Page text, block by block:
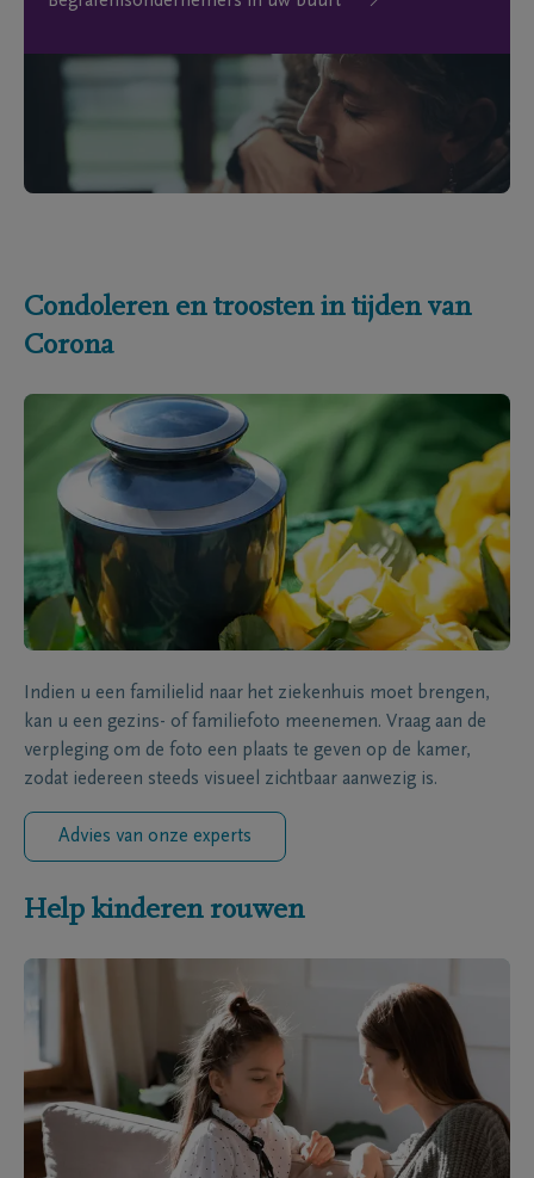
Condoleren en troosten in tijden van
Corona
Indien u een familielid naar het ziekenhuis moet brengen,
kan u een gezins- of familiefoto meenemen. Vraag aan de
verpleging om de foto een plaats te geven op de kamer,
zodat iedereen steeds visueel zichtbaar aanwezig is.
Advies van onze experts
Help kinderen rouwen